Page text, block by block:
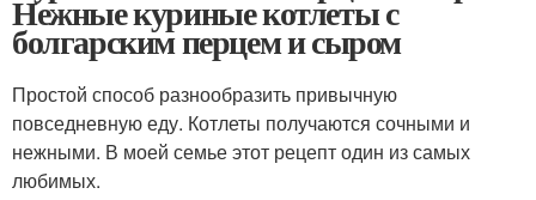
Нежные куриные котлеты с
болгарским перцем и сыром
Простой способ разнообразить привычную
повседневную еду. Котлеты получаются сочными и
нежными. В моей семье этот рецепт один из самых
любимых.